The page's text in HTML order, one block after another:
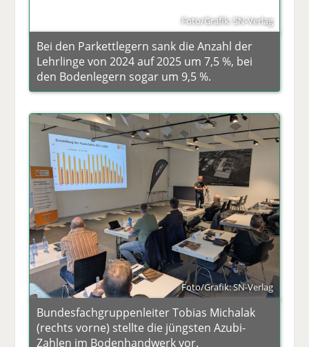
Foto/Grafik: SN-Verlag
Bei den Parkettlegern sank die Anzahl der
Lehrlinge von 2024 auf 2025 um 7,5 %, bei
den Bodenlegern sogar um 9,5 %.
Foto/Grafik: SN-Verlag
Bundesfachgruppenleiter Tobias Michalak
(rechts vorne) stellte die jüngsten Azubi-
Zahlen im Bodenhandwerk vor.